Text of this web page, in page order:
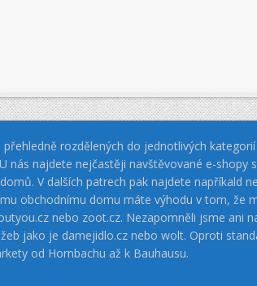
rozdělených do jednotlivých
najdete nejčastěji navštěvované e-shopy
V dalších patrech pak najdete napříkald
obchodnímu domu máte výhodu v tom, že
nebo zoot.cz. Nezapomněli jsme ani
jako je damejidlo.cz nebo wolt. Oproti
od Hornbachu až k Bauhausu.